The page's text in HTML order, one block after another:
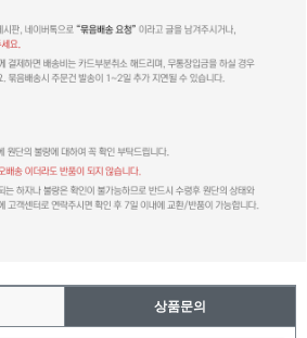
상품문의